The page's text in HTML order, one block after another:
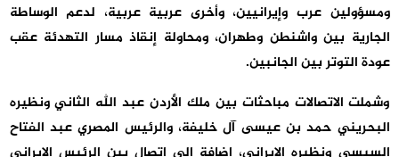
ومسؤولين عرب وإيرانيين، وأخرى عربية عربية، لدعم الوساطة
الجارية بين واشنطن وطهران، ومحاولة إنقاذ مسار التهدئة عقب
عودة التوتر بين الجانبين.
وشملت الاتصالات مباحثات بين ملك الأردن عبد الله الثاني ونظيره
البحريني حمد بن عيسى آل خليفة، والرئيس المصري عبد الفتاح